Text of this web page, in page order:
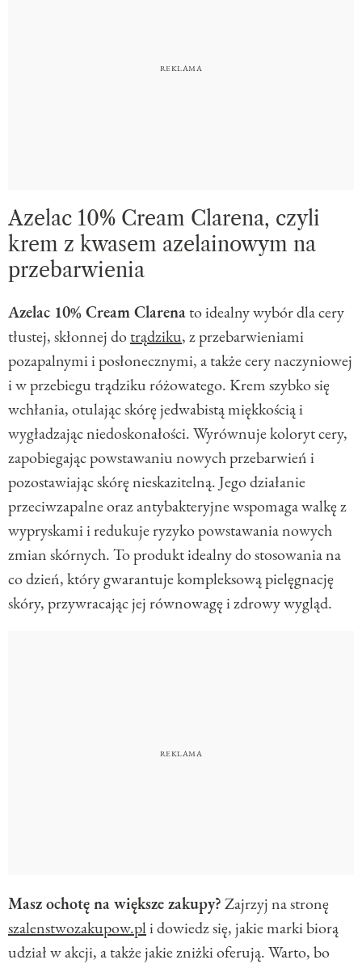
Azelac 10% Cream Clarena, czyli
krem z kwasem azelainowym na
przebarwienia
Azelac 10% Cream Clarenato idealny wybór dla cery
tłustej, skłonnej dotrądziku, z przebarwieniami
pozapalnymi i posłonecznymi, a także cery naczyniowej
i w przebiegu trądziku różowatego. Krem szybko się
wchłania, otulając skórę jedwabistą miękkością i
wygładzając niedoskonałości. Wyrównuje koloryt cery,
zapobiegając powstawaniu nowych przebarwień i
pozostawiając skórę nieskazitelną. Jego działanie
przeciwzapalne oraz antybakteryjne wspomaga walkę z
wypryskami i redukuje ryzyko powstawania nowych
zmian skórnych. To produkt idealny do stosowania na
co dzień, który gwarantuje kompleksową pielęgnację
skóry, przywracając jej równowagę i zdrowy wygląd.
Masz ochotę na większe zakupy?Zajrzyj na stronę
szalenstwozakupow.pli dowiedz się, jakie marki biorą
udział w akcji, a także jakie zniżki oferują. Warto, bo